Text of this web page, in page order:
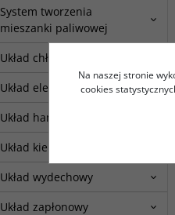
System tworzenia
mieszanki paliwowej
Układ chłodzenia
Układ elektryczny
Układ hamulcowy
Układ kierowniczy
Układ wydechowy
Układ zapłonowy
Na naszej stronie
cookies